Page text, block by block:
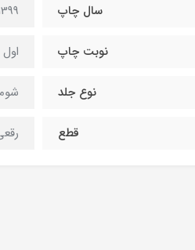
سال چاپ
نوبت چاپ اول
نوع جلد
قطع